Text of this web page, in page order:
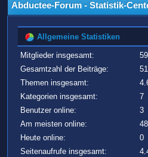
Abductee-Forum - Statistik-
Allgemeine Statistiken
Mitglieder insgesamt:
Gesamtzahl der Beiträge:
Themen insgesamt:
Kategorien insgesamt:
7
Benutzer online:
3
Am meisten online:
Heute online:
0
Seitenaufrufe insgesamt: